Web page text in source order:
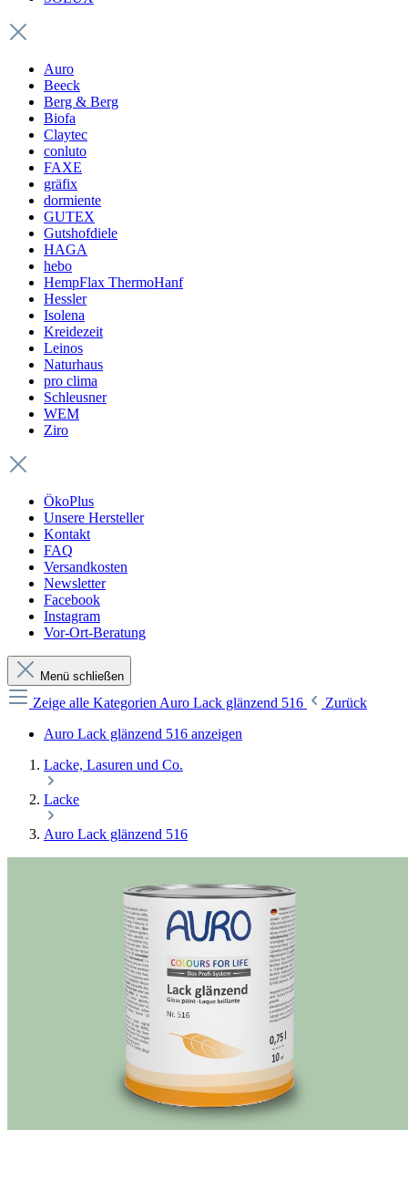
Auro
Beeck
Berg & Berg
Biofa
Claytec
conluto
FAXE
gräfix
dormiente
GUTEX
Gutshofdiele
HAGA
hebo
HempFlax ThermoHanf
Hessler
Isolena
Kreidezeit
Leinos
Naturhaus
pro clima
Schleusner
WEM
Ziro
ÖkoPlus
Unsere Hersteller
Kontakt
FAQ
Versandkosten
Newsletter
Facebook
Instagram
Vor-Ort-Beratung
Menü schließen
Zeige alle Kategorien Auro Lack glänzend 516
Zurück
Auro Lack glänzend 516 anzeigen
Lacke, Lasuren und Co.
Lacke
Auro Lack glänzend 516